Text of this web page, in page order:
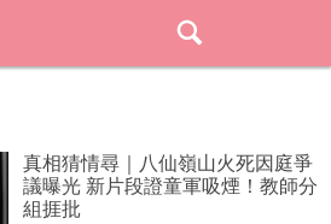
真相猜情尋｜八仙嶺山火死因庭爭
議曝光 新片段證童軍吸煙！教師分
組捱批